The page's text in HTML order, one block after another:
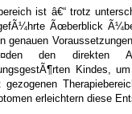
ist â€“ trotz
Ãœberblick
genauen
den direkten
Kindes,
erleichtern diese